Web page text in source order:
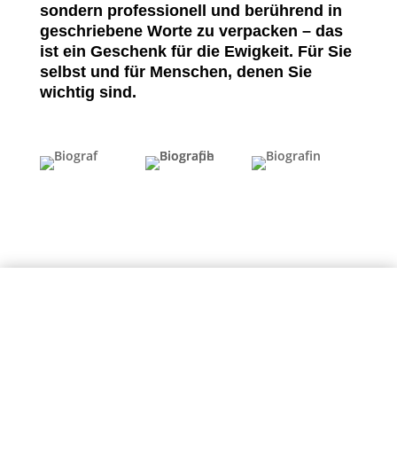
sondern professionell und berührend in
geschriebene Worte zu verpacken – das
ist ein Geschenk für die Ewigkeit. Für Sie
selbst und für Menschen, denen Sie
wichtig sind.